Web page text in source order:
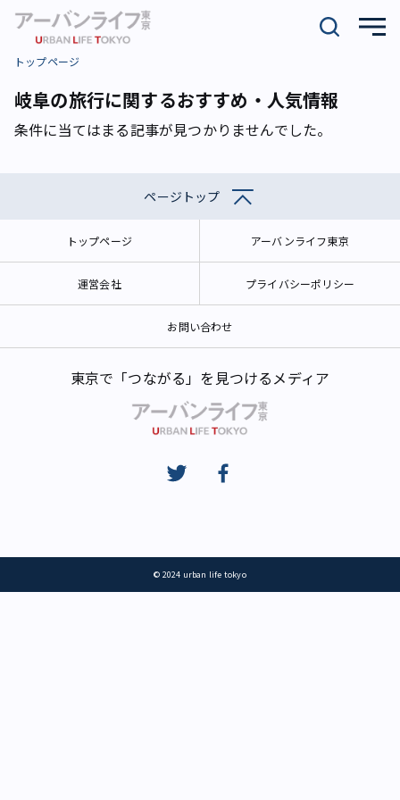
トップページ
岐阜の旅行に関するおすすめ・人気情報
条件に当てはまる記事が見つかりませんでした。
ページトップ
トップページ アーバンライフ東京
運営会社 プライバシーポリシー
お問い合わせ
東京で「つながる」を見つけるメディア
© 2024 urban life tokyo